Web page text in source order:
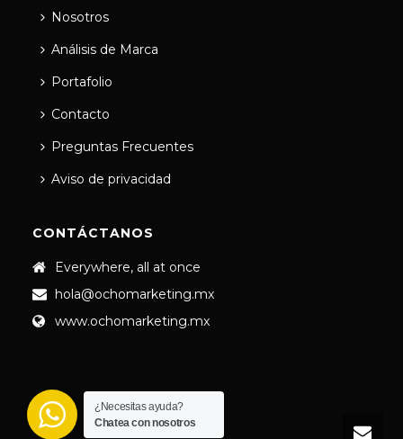
Nosotros
Análisis de Marca
Portafolio
Contacto
Preguntas Frecuentes
Aviso de privacidad
CONTÁCTANOS
Everywhere, all at once
hola@ochomarketing.mx
www.ochomarketing.mx
¿Necesitas ayuda?
Chatea con nosotros